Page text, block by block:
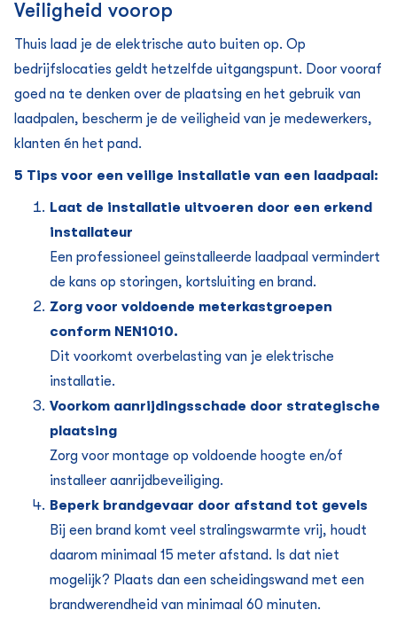
Veiligheid voorop
Thuis laad je de elektrische auto buiten op. Op
bedrijfslocaties geldt hetzelfde uitgangspunt. Door vooraf
goed na te denken over de plaatsing en het gebruik van
laadpalen, bescherm je de veiligheid van je medewerkers,
klanten én het pand.
5 Tips voor een veilige installatie van een laadpaal:
Laat de installatie uitvoeren door een erkend
installateur
Een professioneel geïnstalleerde laadpaal vermindert
de kans op storingen, kortsluiting en brand.
Zorg voor voldoende meterkastgroepen
conform NEN1010.
Dit voorkomt overbelasting van je elektrische
installatie.
Voorkom aanrijdingsschade door strategische
plaatsing
Zorg voor montage op voldoende hoogte en/of
installeer aanrijdbeveiliging.
Beperk brandgevaar door afstand tot gevels
Bij een brand komt veel stralingswarmte vrij, houdt
daarom minimaal 15 meter afstand. Is dat niet
mogelijk? Plaats dan een scheidingswand met een
brandwerendheid van minimaal 60 minuten.